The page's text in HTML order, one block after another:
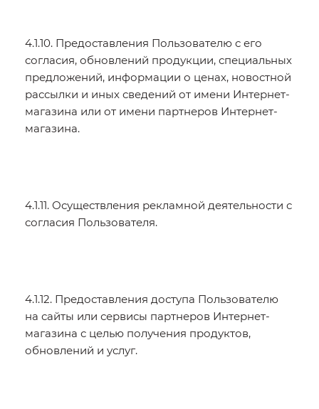
4.1.10. Предоставления Пользователю с его
согласия, обновлений продукции, специальных
предложений, информации о ценах, новостной
рассылки и иных сведений от имени Интернет-
магазина или от имени партнеров Интернет-
магазина.
4.1.11. Осуществления рекламной деятельности с
согласия Пользователя.
4.1.12. Предоставления доступа Пользователю
на сайты или сервисы партнеров Интернет-
магазина с целью получения продуктов,
обновлений и услуг.